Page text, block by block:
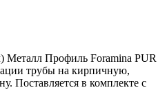
Металл Профиль Foramina PUR
трубы на кирпичную,
Поставляется в комплекте с